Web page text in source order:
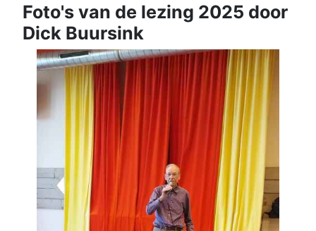
Foto's van de lezing 2025 door
Dick Buursink